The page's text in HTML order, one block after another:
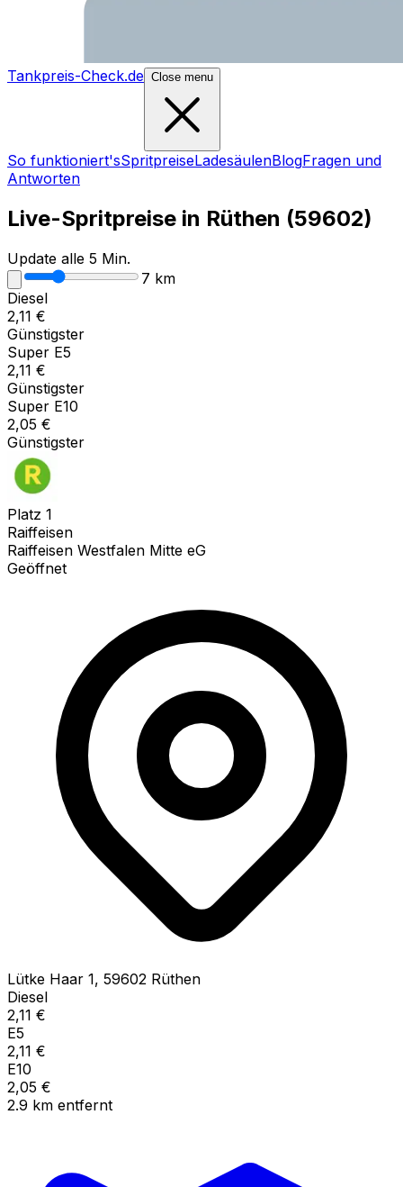
Tankpreis-Check.de Close menu
So funktioniert'sSpritpreiseLadesäulenBlogFragen und
Antworten
Live-Spritpreise in Rüthen (59602)
Update alle 5 Min.
7 km
Diesel
2,11 €
Günstigster
Super E5
2,11 €
Günstigster
Super E10
2,05 €
Günstigster
Platz 1
Raiffeisen
Raiffeisen Westfalen Mitte eG
Geöffnet
Lütke Haar 1, 59602 Rüthen
Diesel
2,11 €
E5
2,11 €
E10
2,05 €
2.9 km entfernt